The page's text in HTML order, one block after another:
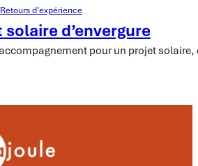
Retours d’expérience
d’envergure
pour un projet